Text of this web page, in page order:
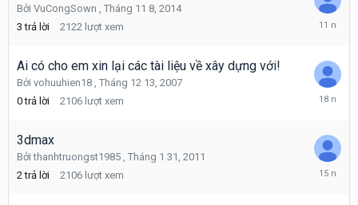
Bởi VuCongSown , Tháng 11 8, 2014
3 trả lời 2122 lượt xem
Tháng
2014
Ai có cho em xin lại các tài liệu về xây dựng với!
Bởi vohuuhien18 , Tháng 12 13, 2007
0 trả lời 2106 lượt xem
Tháng
2007
3dmax
Bởithanhtruongst1985 , Tháng 1 31, 2011
2 trả lời 2106 lượt xem
Tháng